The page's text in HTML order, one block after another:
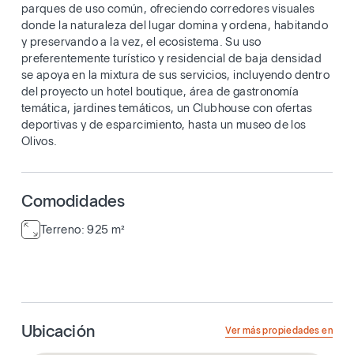
parques de uso común, ofreciendo corredores visuales
donde la naturaleza del lugar domina y ordena, habitando
y preservando a la vez, el ecosistema. Su uso
preferentemente turístico y residencial de baja densidad
se apoya en la mixtura de sus servicios, incluyendo dentro
del proyecto un hotel boutique, área de gastronomía
temática, jardines temáticos, un Clubhouse con ofertas
deportivas y de esparcimiento, hasta un museo de los
Olivos.
Comodidades
Terreno: 925 m²
Ubicación Ver más propiedades en